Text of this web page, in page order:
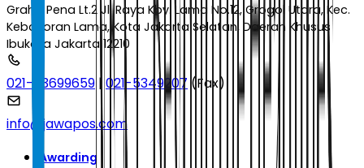
Graha Pena Lt.2 Jl. Raya Kby. Lama No.12, Grogol Utara, Kec.
Kebayoran Lama, Kota Jakarta Selatan, Daerah Khusus
Ibukota Jakarta 12210
021-53699659 | 021-5349207 (Fax)
info@jawapos.com
Awarding